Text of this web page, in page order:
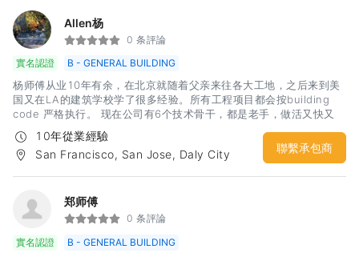
Allen杨
0 条評論
實名認證
B - GENERAL BUILDING
杨师傅从业10年有余，在北京就随着父亲来往各大工地，之后来到美
国又在LA的建筑学校学了很多经验。所有工程项目都会按building
code 严格执行。 现在公司有6个技术骨干，都是老手，做活又快又
好，可以同时承接多个工程。
10年從業經驗
San Francisco, San Jose, Daly City
聯繫承包商
郑师傅
0 条評論
實名認證
B - GENERAL BUILDING